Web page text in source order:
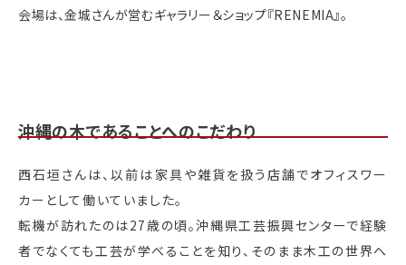
会場は、金城さんが営むギャラリー＆ショップ『RENEMIA』。
沖縄の木であることへのこだわり
西石垣さんは、以前は家具や雑貨を扱う店舗でオフィスワー
カーとして働いていました。
転機が訪れたのは27歳の頃。沖縄県工芸振興センターで経験
者でなくても工芸が学べることを知り、そのまま木工の世界へ